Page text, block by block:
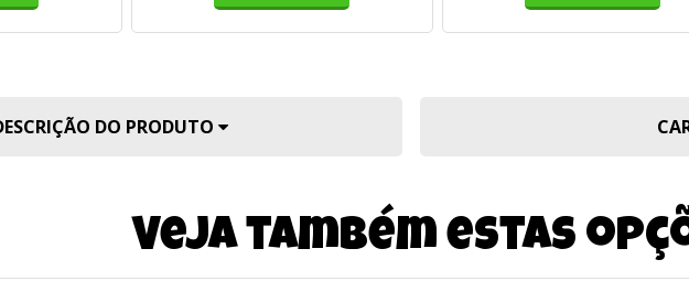
DO PRODUTO
Veja também estas